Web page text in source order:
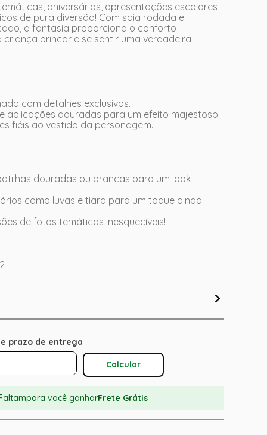
aniversários, apresentações escolares
de pura diversão! Com saia rodada e
a fantasia proporciona o conforto
criança brincar e se sentir uma verdadeira
com detalhes exclusivos.
aplicações douradas para um efeito majestoso.
fiéis ao vestido da personagem.
douradas ou brancas para um look
como luvas e tiara para um toque ainda
de fotos temáticas inesquecíveis!
Calcular O Frete
para você ganharFrete Grátis